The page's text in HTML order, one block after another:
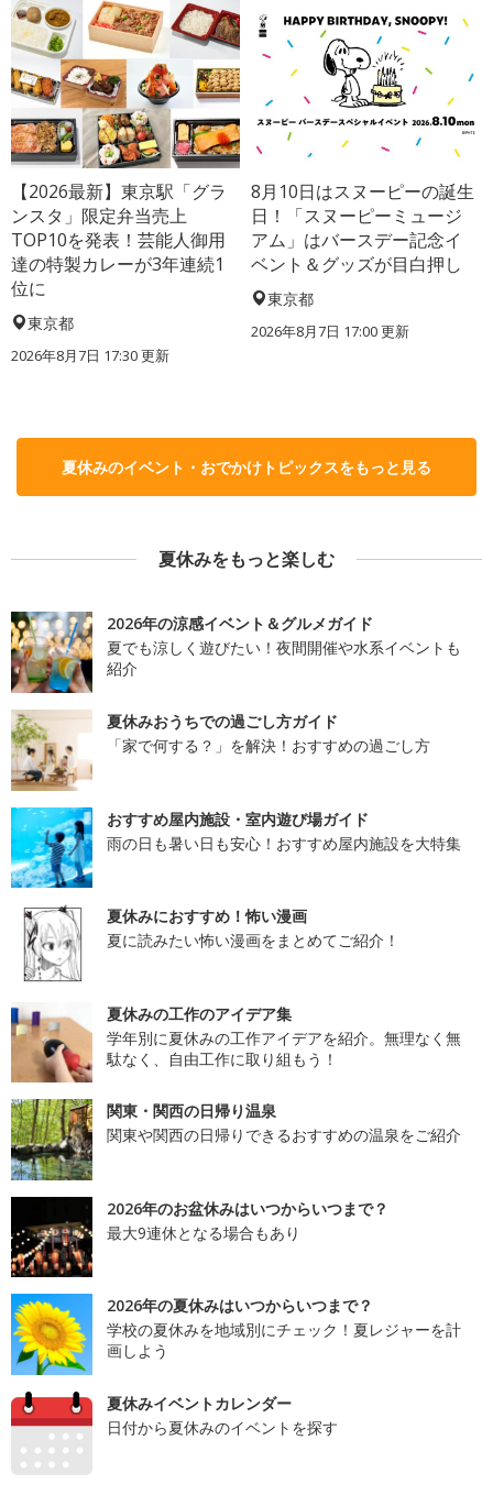
【2026最新】東京駅「グラ
ンスタ」限定弁当売上
TOP10を発表！芸能人御用
達の特製カレーが3年連続1
位に
東京都
2026年8月7日 17:30更新
8月10日はスヌーピーの誕生
日！「スヌーピーミュージ
アム」はバースデー記念イ
ベント＆グッズが目白押し
東京都
2026年8月7日 17:00更新
夏休みのイベント・おでかけトピックスをもっと見る
夏休みをもっと楽しむ
2026年の涼感イベント＆グルメガイド
夏でも涼しく遊びたい！夜間開催や水系イベントも
紹介
夏休みおうちでの過ごし方ガイド
「家で何する？」を解決！おすすめの過ごし方
おすすめ屋内施設・室内遊び場ガイド
雨の日も暑い日も安心！おすすめ屋内施設を大特集
夏休みにおすすめ！怖い漫画
夏に読みたい怖い漫画をまとめてご紹介！
夏休みの工作のアイデア集
学年別に夏休みの工作アイデアを紹介。無理なく無
駄なく、自由工作に取り組もう！
関東・関西の日帰り温泉
関東や関西の日帰りできるおすすめの温泉をご紹介
2026年のお盆休みはいつからいつまで？
最大9連休となる場合もあり
2026年の夏休みはいつからいつまで？
学校の夏休みを地域別にチェック！夏レジャーを計
画しよう
夏休みイベントカレンダー
日付から夏休みのイベントを探す